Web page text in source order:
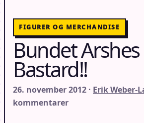
FIGURER OG MERCHANDISE
Bundet
Bastard!!
26. november 2012 · Erik Weber-
kommentarer